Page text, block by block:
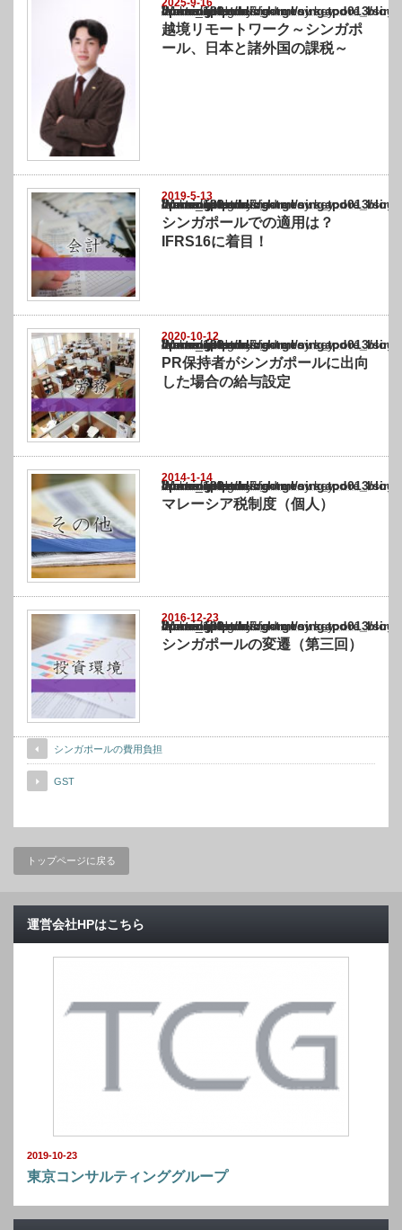
2025-9-16
Warning
: Undefined array key "show_category" in
/home/netst/kuno-cpa.co.jp/public_html/singapore_blog/wp-content/themes/
on line183
越境リモートワーク～シンガポ
ール、日本と諸外国の課税～
2019-5-13
Warning
: Undefined array key "show_category" in
/home/netst/kuno-cpa.co.jp/public_html/singapore_blog/wp-content/themes/
on line183
シンガポールでの適用は？
IFRS16に着目！
2020-10-12
Warning
: Undefined array key "show_category" in
/home/netst/kuno-cpa.co.jp/public_html/singapore_blog/wp-content/themes/
on line183
PR保持者がシンガポールに出向
した場合の給与設定
2014-1-14
Warning
: Undefined array key "show_category" in
/home/netst/kuno-cpa.co.jp/public_html/singapore_blog/wp-content/themes/
on line183
マレーシア税制度（個人）
2016-12-23
Warning
: Undefined array key "show_category" in
/home/netst/kuno-cpa.co.jp/public_html/singapore_blog/wp-content/themes/
on line183
シンガポールの変遷（第三回）
シンガポールの費用負担
GST
トップページに戻る
運営会社HPはこちら
2019-10-23
東京コンサルティンググループ